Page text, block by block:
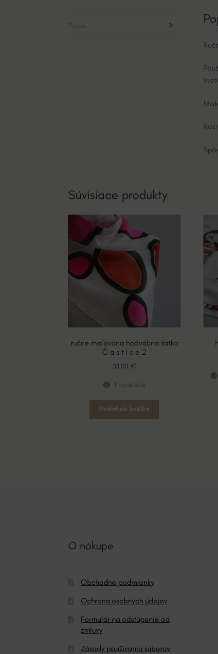
Popis
Súvisiace produkty
ručne maľovaná hodvábna šatka
Č a s t i c e 2
33,00 €
1 na sklade
Pridať do košíka
O nákupe
Obchodné podmienky
Ochrana osobných údajov
Formulár na odstúpenie od
zmluvy
Zásady používania súborov